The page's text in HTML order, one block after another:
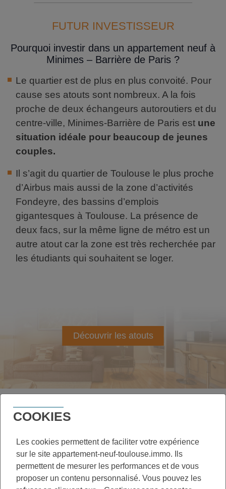
FUTUR INVESTISSEUR
Pourquoi investir dans un appartement neuf à
Minimes – Barrière de Paris ?
Le quartier est de plus en plus convoité. Pour
cause ses atouts sont nombreux. A la fois
proche de deux échangeurs autoroutiers et du
centre-ville, Minimes-Barrière de Paris est une
situation idéale pour beaucoup de jeunes
couples.
Il s’agit du quartier de Toulouse le plus proche
d’Airbus mais aussi de la zone d’activités
Fondeyre, des bassins d’emplois
gigantesques à Toulouse. La présence de
deux facs, sur la même ligne de métro est un
autre atout car la zone est très recherchée par
les étudiants qui souhaitent se loger.
Découvrir les atouts
QUEL EST LE CADRE DE VIE À
MINIMES – BARRIÈRE DE PARIS
COOKIES
Les cookies permettent de faciliter votre expérience
sur le site appartement-neuf-toulouse.immo. Ils
permettent de mesurer les performances et de vous
proposer un contenu personnalisé. Vous pouvez les